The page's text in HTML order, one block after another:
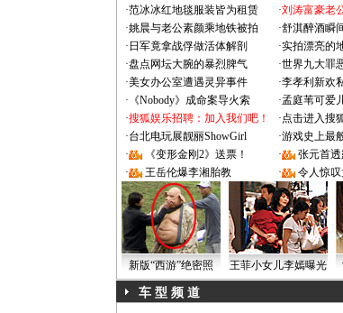
·范冰冰红地毯服装皆为租赁 ·刘涛富豪老
·姚晨与老公素颜乘地铁被拍 ·舒淇醉酒瞬
· 日军竟拿战俘做活体解剖 ·实拍漂亮的
·盘点网坛大腕的暴烈脾气 ·世界九大罪
·美女办公室遭遇灵异事件 ·李孝利新欢
· 《Nobody》成命案导火索 ·孟庭苇可爱
·搜狐娱乐招聘：加入我们吧！ ·点击进入搜
·台北电玩展靓丽ShowGirl ·游戏史上最
·
《变形金刚2》送票！ ·
张元首
·
王岳伦爆李湘胎教 · 令人惊
新版“西游”绝密照 王菲小女儿李嫣曝光
车 型 频 道